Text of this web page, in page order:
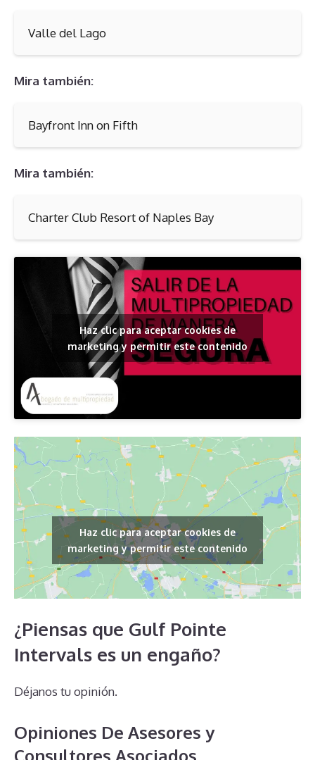
Valle del Lago
Mira también:
Bayfront Inn on Fifth
Mira también:
Charter Club Resort of Naples Bay
Haz clic para aceptar cookies de
marketing y permitir este contenido
Haz clic para aceptar cookies de
marketing y permitir este contenido
¿Piensas que Gulf Pointe
Intervals es un engaño?
Déjanos tu opinión.
Opiniones De Asesores y
Consultores Asociados